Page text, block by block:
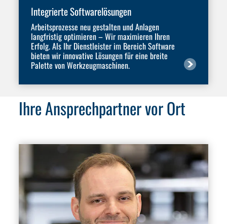
Integrierte Softwarelösungen
Arbeitsprozesse neu gestalten und Anlagen
langfristig optimieren – Wir maximieren Ihren
Erfolg. Als Ihr Dienstleister im Bereich Software
bieten wir innovative Lösungen für eine breite
Palette von Werkzeugmaschinen.
Ihre Ansprechpartner vor Ort